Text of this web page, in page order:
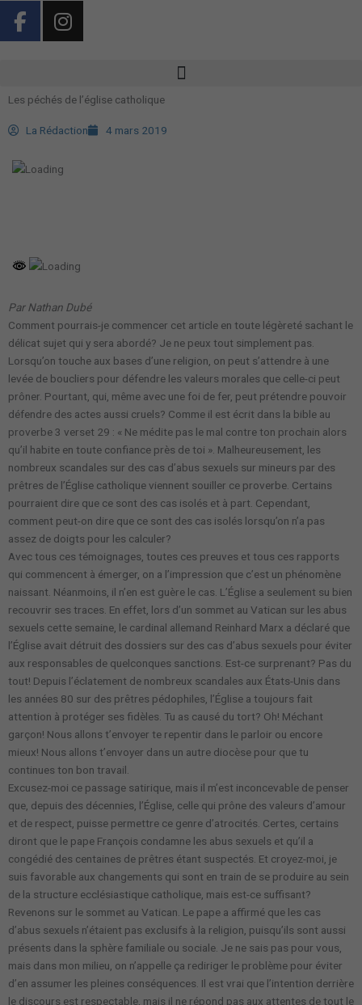
contenu
F
a
o
o
-
I
n
a
g
r
m
Les péchés de l’église catholique
La Rédaction 4 mars 2019
Par Nathan Dubé
Comment pourrais-je commencer cet article en toute légèreté sachant le
délicat sujet qui y sera abordé? Je ne peux tout simplement pas.
Lorsqu’on touche aux bases d’une religion, on peut s’attendre à une
levée de boucliers pour défendre les valeurs morales que celle-ci peut
prôner. Pourtant, qui, même avec une foi de fer, peut prétendre pouvoir
défendre des actes aussi cruels? Comme il est écrit dans la bible au
proverbe 3 verset 29 : « Ne médite pas le mal contre ton prochain alors
qu’il habite en toute confiance près de toi ». Malheureusement, les
nombreux scandales sur des cas d’abus sexuels sur mineurs par des
prêtres de l’Église catholique viennent souiller ce proverbe. Certains
pourraient dire que ce sont des cas isolés et à part. Cependant,
comment peut-on dire que ce sont des cas isolés lorsqu’on n’a pas
assez de doigts pour les calculer?
Avec tous ces témoignages, toutes ces preuves et tous ces rapports
qui commencent à émerger, on a l’impression que c’est un phénomène
naissant. Néanmoins, il n’en est guère le cas. L’Église a seulement su bien
recouvrir ses traces. En effet, lors d’un sommet au Vatican sur les abus
sexuels cette semaine, le cardinal allemand Reinhard Marx a déclaré que
l’Église avait détruit des dossiers sur des cas d’abus sexuels pour éviter
aux responsables de quelconques sanctions. Est-ce surprenant? Pas du
tout! Depuis l’éclatement de nombreux scandales aux États-Unis dans
les années 80 sur des prêtres pédophiles, l’Église a toujours fait
attention à protéger ses fidèles. Tu as causé du tort? Oh! Méchant
garçon! Nous allons t’envoyer te repentir dans le parloir ou encore
mieux! Nous allons t’envoyer dans un autre diocèse pour que tu
continues ton bon travail.
Excusez-moi ce passage satirique, mais il m’est inconcevable de penser
que, depuis des décennies, l’Église, celle qui prône des valeurs d’amour
et de respect, puisse permettre ce genre d’atrocités. Certes, certains
diront que le pape François condamne les abus sexuels et qu’il a
congédié des centaines de prêtres étant suspectés. Et croyez-moi, je
suis favorable aux changements qui sont en train de se produire au sein
de la structure ecclésiastique catholique, mais est-ce suffisant?
Revenons sur le sommet au Vatican. Le pape a affirmé que les cas
d’abus sexuels n’étaient pas exclusifs à la religion, puisqu’ils sont aussi
présents dans la sphère familiale ou sociale. Je ne sais pas pour vous,
mais dans mon milieu, on n’appelle ça rediriger le problème pour éviter
d’en assumer les pleines conséquences. Il est vrai que l’intention derrière
le discours est respectable, mais il ne répond pas aux attentes de tout le